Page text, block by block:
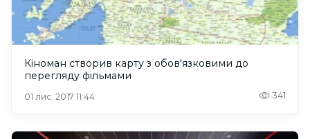
Кіноман створив карту з обов'язковими до
перегляду фільмами
01 лис. 2017 11:44 341